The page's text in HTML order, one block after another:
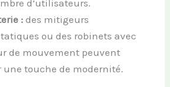
d’utilisateurs.
: des mitigeurs
ou des robinets avec
de mouvement peuvent
une touche de modernité.